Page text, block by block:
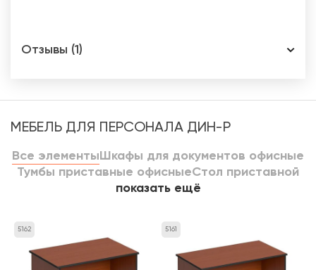
Отзывы (1)
МЕБЕЛЬ ДЛЯ ПЕРСОНАЛА ДИН-Р
Все элементы Шкафы для документов офисные
Тумбы приставные офисныеСтол приставной
показать ещё
5162 5161